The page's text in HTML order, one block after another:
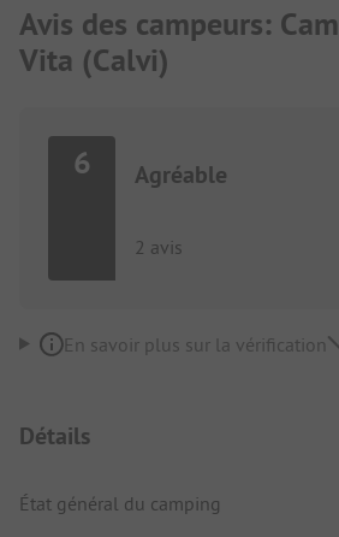
Avis des campeurs:
Vita (Calvi)
6 Agréable
2 avis
En savoir plus sur la vérification
Détails
État général du camping